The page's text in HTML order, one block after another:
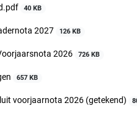
40 KB
2027 126 KB
2026 726 KB
657 KB
voorjaarnota 2026 (getekend)